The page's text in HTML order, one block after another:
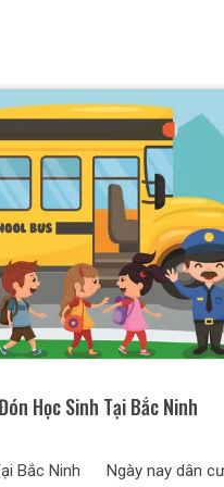
Học Sinh Tại Bắc Ninh
Bắc Ninh Ngày nay dân